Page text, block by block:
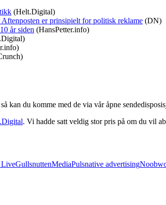
(Helt.Digital)
er prinsipielt for politisk reklame (DN)
år siden (HansPetter.info)
kan du komme med de via vår åpne
. Vi hadde satt veldig stor pris på om du vil
LiveGullsnuttenMediaPulsnative advertising